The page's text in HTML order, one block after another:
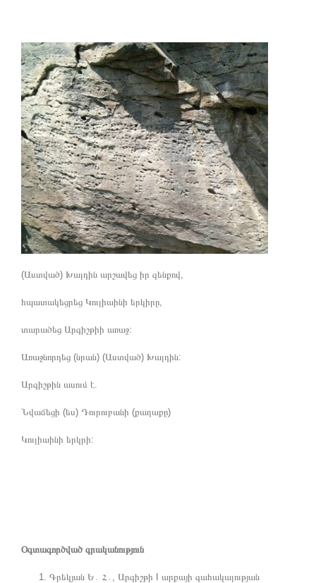
(Աստված) Խալդին արշավեց իր զենքով,
հպատակեցրեց Կուլիաինի երկիրը,
տարածեց Արգիշթիի առաջ:
Առաջնորդեց (նրան) (Աստված) Խալդին:
Արգիշթին ասում է.
Նվաճեցի (ես) Դուրուբանի (քաղաքը)
Կուլիաինի երկրի:
Օգտագործված գրականություն
Գրեկյան Ե․ Հ․, Արգիշթի I արքայի գահակալության